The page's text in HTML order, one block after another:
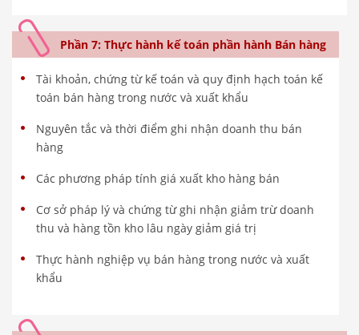
Phần 7: Thực hành kế toán phần hành Bán hàng
Tài khoản, chứng từ kế toán và quy định hạch toán kế
toán bán hàng trong nước và xuất khẩu
Nguyên tắc và thời điểm ghi nhận doanh thu bán
hàng
Các phương pháp tính giá xuất kho hàng bán
Cơ sở pháp lý và chứng từ ghi nhận giảm trừ doanh
thu và hàng tồn kho lâu ngày giảm giá trị
Thực hành nghiệp vụ bán hàng trong nước và xuất
khẩu